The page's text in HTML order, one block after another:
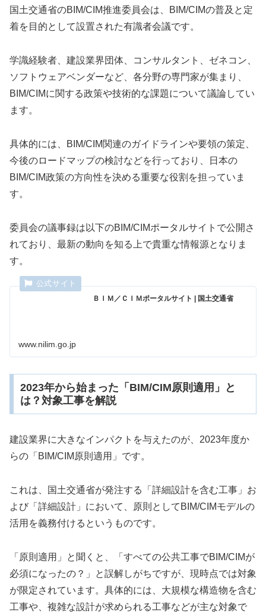
国土交通省のBIM/CIM推進委員会は、BIM/CIMの普及と定
着を目的として設置された有識者会議です。
学識経験者、建設業界団体、コンサルタント、ゼネコン、
ソフトウェアベンダーなど、各分野の専門家が集まり、
BIM/CIMに関する政策や技術的な課題について議論してい
ます。
具体的には、BIM/CIM関連のガイドラインや要領の策定、
今後のロードマップの検討などを行っており、日本の
BIM/CIM政策の方向性を決める重要な役割を担っていま
す。
委員会の議事録は以下のBIM/CIMポータルサイトで公開さ
れており、最新の動向を知る上で貴重な情報源となりま
す。
ＢＩＭ／ＣＩＭポータルサイト | 国土交通省
www.nilim.go.jp
2023年から始まった「BIM/CIM原則適用」と
は？対象工事を解説
建設業界に大きなインパクトを与えたのが、2023年度か
らの「BIM/CIM原則適用」です。
これは、国土交通省が発注する「詳細設計を含む工事」お
よび「詳細設計」において、原則としてBIM/CIMモデルの
活用を義務付けるというものです。
「原則適用」と聞くと、「すべての公共工事でBIM/CIMが
必須になったの？」と誤解しがちですが、現時点では対象
が限定されています。具体的には、大規模な構造物を含む
工事や、複雑な設計が求められる工事などが主な対象で